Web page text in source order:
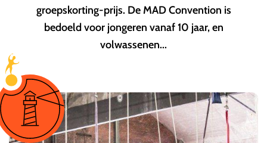
groepskorting-prijs. De MAD Convention is
bedoeld voor jongeren vanaf 10 jaar, en
volwassenen...